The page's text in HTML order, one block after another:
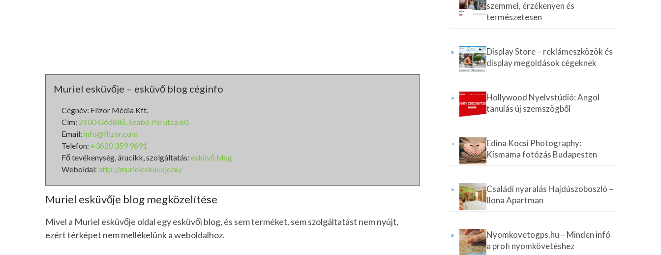
Muriel esküvője – esküvő blog céginfo
Cégnév: Flizor Média Kft.
Cím: 2100 Gödöllő, Szabó Pál utca 60.
Email: info@flizor.com
Telefon: +3620 359 9691
Fő tevékenység, árucikk, szolgáltatás: esküvő blog
Weboldal: http://murieleskuvoje.hu/
Muriel esküvője blog megközelítése
Mivel a Muriel esküvője oldal egy esküvői blog, és sem terméket, sem szolgáltatást nem nyújt,
ezért térképet nem mellékelünk a weboldalhoz.
szemmel, érzékenyen és
természetesen
Display Store – reklámeszközök és
display megoldások cégeknek
Hollywood Nyelvstúdió: Angol
tanulás új szemszögből
Edina Kocsi Photography:
Kismama fotózás Budapesten
Családi nyaralás Hajdúszoboszló –
Ilona Apartman
Nyomkovetogps.hu – Minden infó
a profi nyomkövetéshez